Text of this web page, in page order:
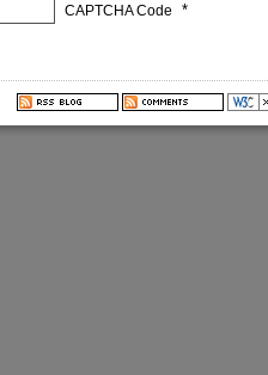
CAPTCHA Code *